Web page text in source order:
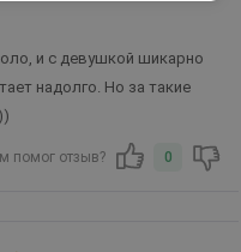
и с девушкой шикарно
надолго. Но за такие
помог отзыв? 0